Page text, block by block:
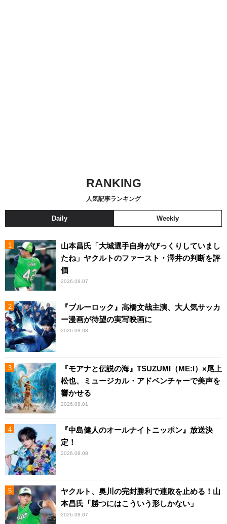
RANKING
人気記事ランキング
Daily Weekly
山本昌氏「大城選手自身がびっくりしていまし
たね」ヤクルトのファースト・澤井の判断を評
価
2026.08.07
『ブルーロック』高橋文哉主演、大人気サッカ
ー漫画が待望の実写映画に
2026.08.08
『モアナと伝説の海』TSUZUMI（ME:I）×尾上
松也、ミュージカル・アドベンチャーで美声を
響かせる
2026.08.01
『中島健人のオールナイトニッポン』放送決
定！
2026.08.08
ヤクルト、奥川の完封勝利で連敗を止める！山
本昌氏「勝つにはこういう形しかない」
2026.08.07